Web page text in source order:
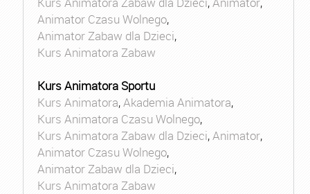
Animator Czasu Wolnego,
Animator Zabaw dla Dzieci,
Kurs Animatora Zabaw
Kurs Animatora Sportu
Kurs Animatora,Akademia Animatora,
Kurs Animatora Czasu Wolnego,
Kurs Animatora Zabaw dla Dzieci,Animator,
Animator Czasu Wolnego,
Animator Zabaw dla Dzieci,
Kurs Animatora Zabaw